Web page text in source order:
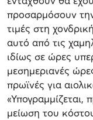
προσαρμόσουν
τιμές στη
αυτό από τις
ιδίως σε ώρες
μεσημεριανές
πρωϊνές για
«Υπογραμμίζεται,
μείωση του